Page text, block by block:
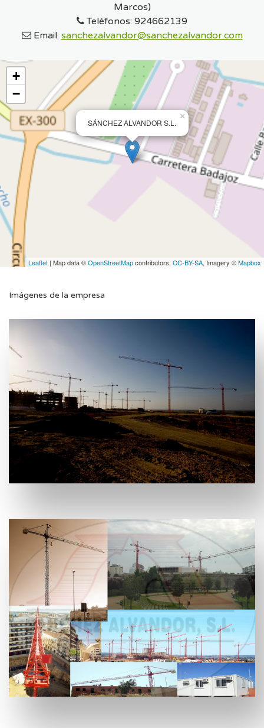
Marcos)
Teléfonos: 924662139
Email: sanchezalvandor@sanchezalvandor.com
SÁNCHEZ ALVANDOR S.L.
×
+
−
Leaflet | Map data ©OpenStreetMapcontributors, CC-BY-SA, Imagery ©Mapbox
Imágenes de la empresa